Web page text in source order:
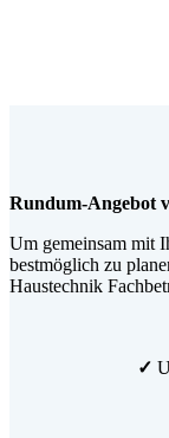
Rundum-Angebot
Um gemeinsam mit
bestmöglich zu
Haustechnik
✓